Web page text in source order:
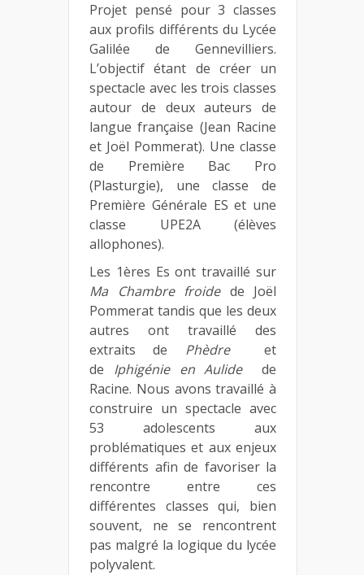
Projet pensé pour 3 classes
aux profils différents du Lycée
Galilée de Gennevilliers.
L’objectif étant de créer un
spectacle avec les trois classes
autour de deux auteurs de
langue française (Jean Racine
et Joël Pommerat). Une classe
de Première Bac Pro
(Plasturgie), une classe de
Première Générale ES et une
classe UPE2A (élèves
allophones).
Les 1ères Es ont travaillé sur
Ma Chambre froidede Joël
Pommerat tandis que les deux
autres ont travaillé des
extraits de Phèdre
et
de Iphigénie en Aulide
de
Racine. Nous avons travaillé à
construire un spectacle avec
53 adolescents aux
problématiques et aux enjeux
différents afin de favoriser la
rencontre entre ces
différentes classes qui, bien
souvent, ne se rencontrent
pas malgré la logique du lycée
polyvalent.